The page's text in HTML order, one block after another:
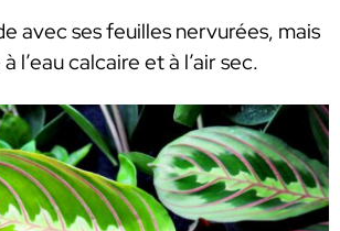
avec ses feuilles nervurées, mais
l’eau calcaire et à l’air sec.